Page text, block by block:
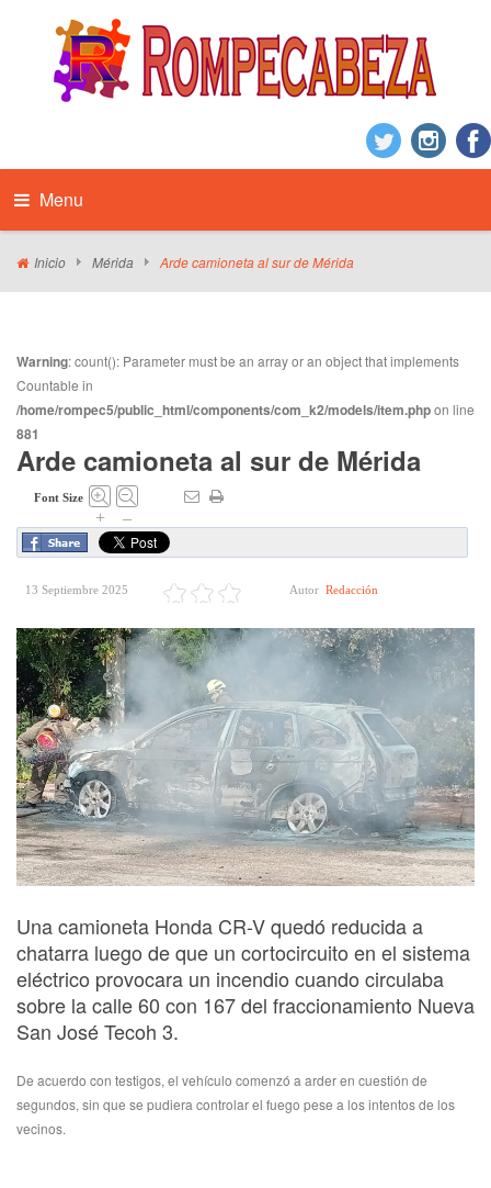
Menu
Inicio Mérida Arde camioneta al sur de Mérida
Warning: count(): Parameter must be an array or an object that implements
Countable in
/home/rompec5/public_html/components/com_k2/models/item.phpon line
881
Arde camioneta al sur de Mérida
Font Size
+ –
13 Septiembre 2025 Autor Redacción
Una camioneta Honda CR-V quedó reducida a
chatarra luego de que un cortocircuito en el sistema
eléctrico provocara un incendio cuando circulaba
sobre la calle 60 con 167 del fraccionamiento Nueva
San José Tecoh 3.
De acuerdo con testigos, el vehículo comenzó a arder en cuestión de
segundos, sin que se pudiera controlar el fuego pese a los intentos de los
vecinos.